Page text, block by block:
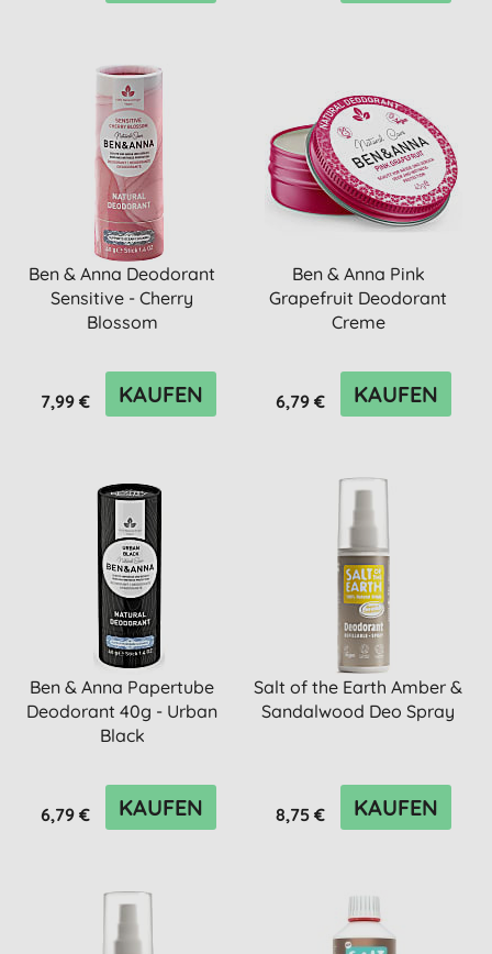
Ben & Anna Deodorant
Sensitive - Cherry
Blossom
7,99 € KAUFEN
Ben & Anna Pink
Grapefruit Deodorant
Creme
6,79 € KAUFEN
Ben & Anna Papertube
Deodorant 40g - Urban
Black
6,79 € KAUFEN
Salt of the Earth Amber &
Sandalwood Deo Spray
8,75 € KAUFEN